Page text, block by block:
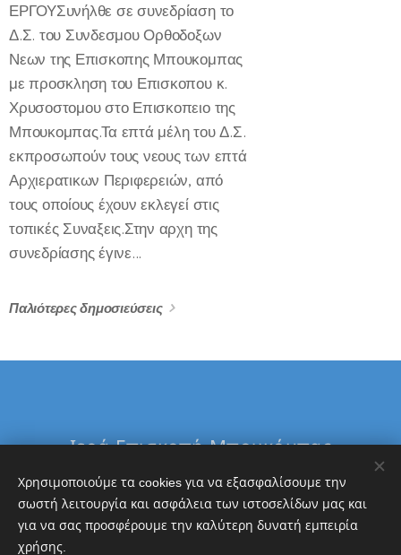
ΕΡΓΟΥΣυνήλθε σε συνεδρίαση το
Δ.Σ. του Συνδεσμου Ορθοδοξων
Νεων της Επισκοπης Μπουκομπας
με προσκληση του Επισκοπου κ.
Χρυσοστομου στο Επισκοπειο της
Μπουκομπας.Τα επτά μέλη του Δ.Σ.
εκπροσωπούν τους νεους των επτά
Αρχιερατικων Περιφερειών, από
τους οποίους έχουν εκλεγεί στις
τοπικές Συναξεις.Στην αρχη της
συνεδρίασης έγινε...
Παλιότερες δημοσιεύσεις
Ιερά Επισκοπή Μπουκόμπας
&
Δ. Τανζανίας
Εθνική Τράπεζα
Χρησιμοποιούμε τα cookies για να εξασφαλίσουμε την
σωστή λειτουργία και ασφάλεια των ιστοσελίδων μας και
για να σας προσφέρουμε την καλύτερη δυνατή εμπειρία
χρήσης.